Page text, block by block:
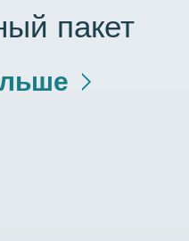
пакет